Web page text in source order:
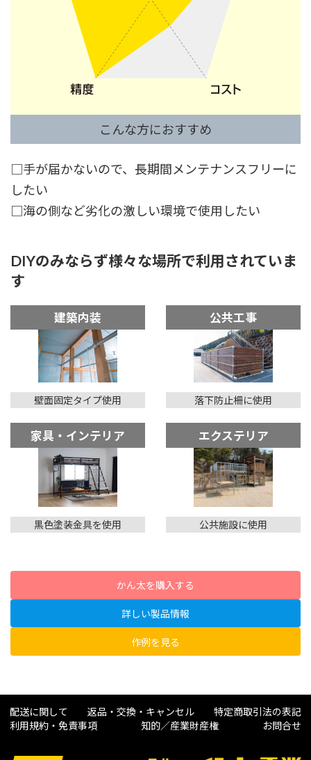
こんな方におすすめ
□手が届かないので、長期間メンテナンスフリーに
したい
□海の側など劣化の激しい環境で使用したい
DIYのみならず様々な場所で利用されていま
す
建築内装
壁面固定タイプ使用
公共工事
落下防止柵に使用
家具・インテリア
黒色塗装金具を使用
エクステリア
公共施設に使用
かん太を購入する
詳しい製品情報
作例を見る
配送に関して 返品・交換・キャンセル
特定商取引法の表記
利用規約・免責事項
知的／産業財産権 お問合せ